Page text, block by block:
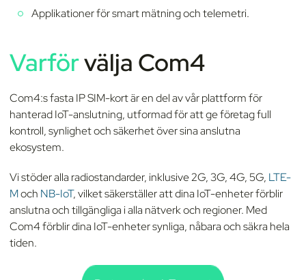
Applikationer för smart mätning och telemetri.
Varförvälja Com4
Com4:s fasta IP SIM-kort är en del av vår plattform för
hanterad IoT-anslutning, utformad för att ge företag full
kontroll, synlighet och säkerhet över sina anslutna
ekosystem.
Vi stöder alla radiostandarder, inklusive 2G, 3G, 4G, 5G, LTE-
Moch NB-IoT, vilket säkerställer att dina IoT-enheter förblir
anslutna och tillgängliga i alla nätverk och regioner. Med
Com4 förblir dina IoT-enheter synliga, nåbara och säkra hela
tiden.